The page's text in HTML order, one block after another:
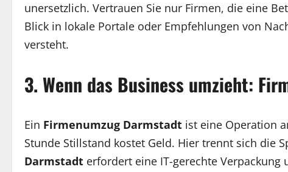
unersetzlich. Vertrauen Sie nur Firmen, die eine
Blick in lokale Portale oder Empfehlungen von
versteht.
3. Wenn das Business umzieht:
Ein Firmenumzug Darmstadt ist eine Operation
Stunde Stillstand kostet Geld. Hier trennt sich die
Darmstadt erfordert eine IT-gerechte